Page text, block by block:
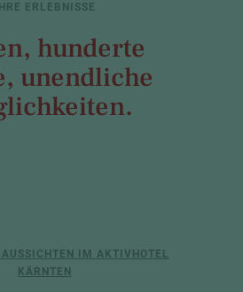
IHRE ERLEBNISSE
hunderte
unendliche
IM AKTIVHOTEL
KÄRNTEN